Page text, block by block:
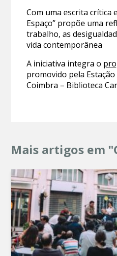
Com uma escrita crítica
Espaço” propõe uma
trabalho, as
vida contemporânea
A iniciativa integra o
promovido pela
Coimbra – Biblioteca
Mais artigos em